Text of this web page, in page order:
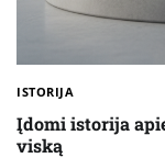
ISTORIJA
Įdomi istorija
viską